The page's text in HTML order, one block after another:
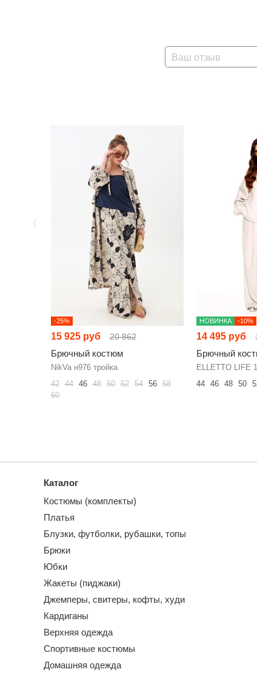
Ваш отзыв
-25%
15 925 руб 20 862
Брючный костюм
NikVa н976 тройка
42 44 46 48 50 52 54 56 58
60
НОВИНКА -10%
14 495 руб
Брючный
ELLETTO LIFE
44
46 48 50
Каталог
Костюмы (комплекты)
Платья
Блузки, футболки, рубашки, топы
Брюки
Юбки
Жакеты (пиджаки)
Джемперы, свитеры, кофты, худи
Кардиганы
Верхняя одежда
Спортивные костюмы
Домашняя одежда